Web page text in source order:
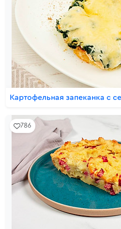
Картофельная запеканка с
786